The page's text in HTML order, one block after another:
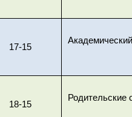
17-15
18-15
Родительские